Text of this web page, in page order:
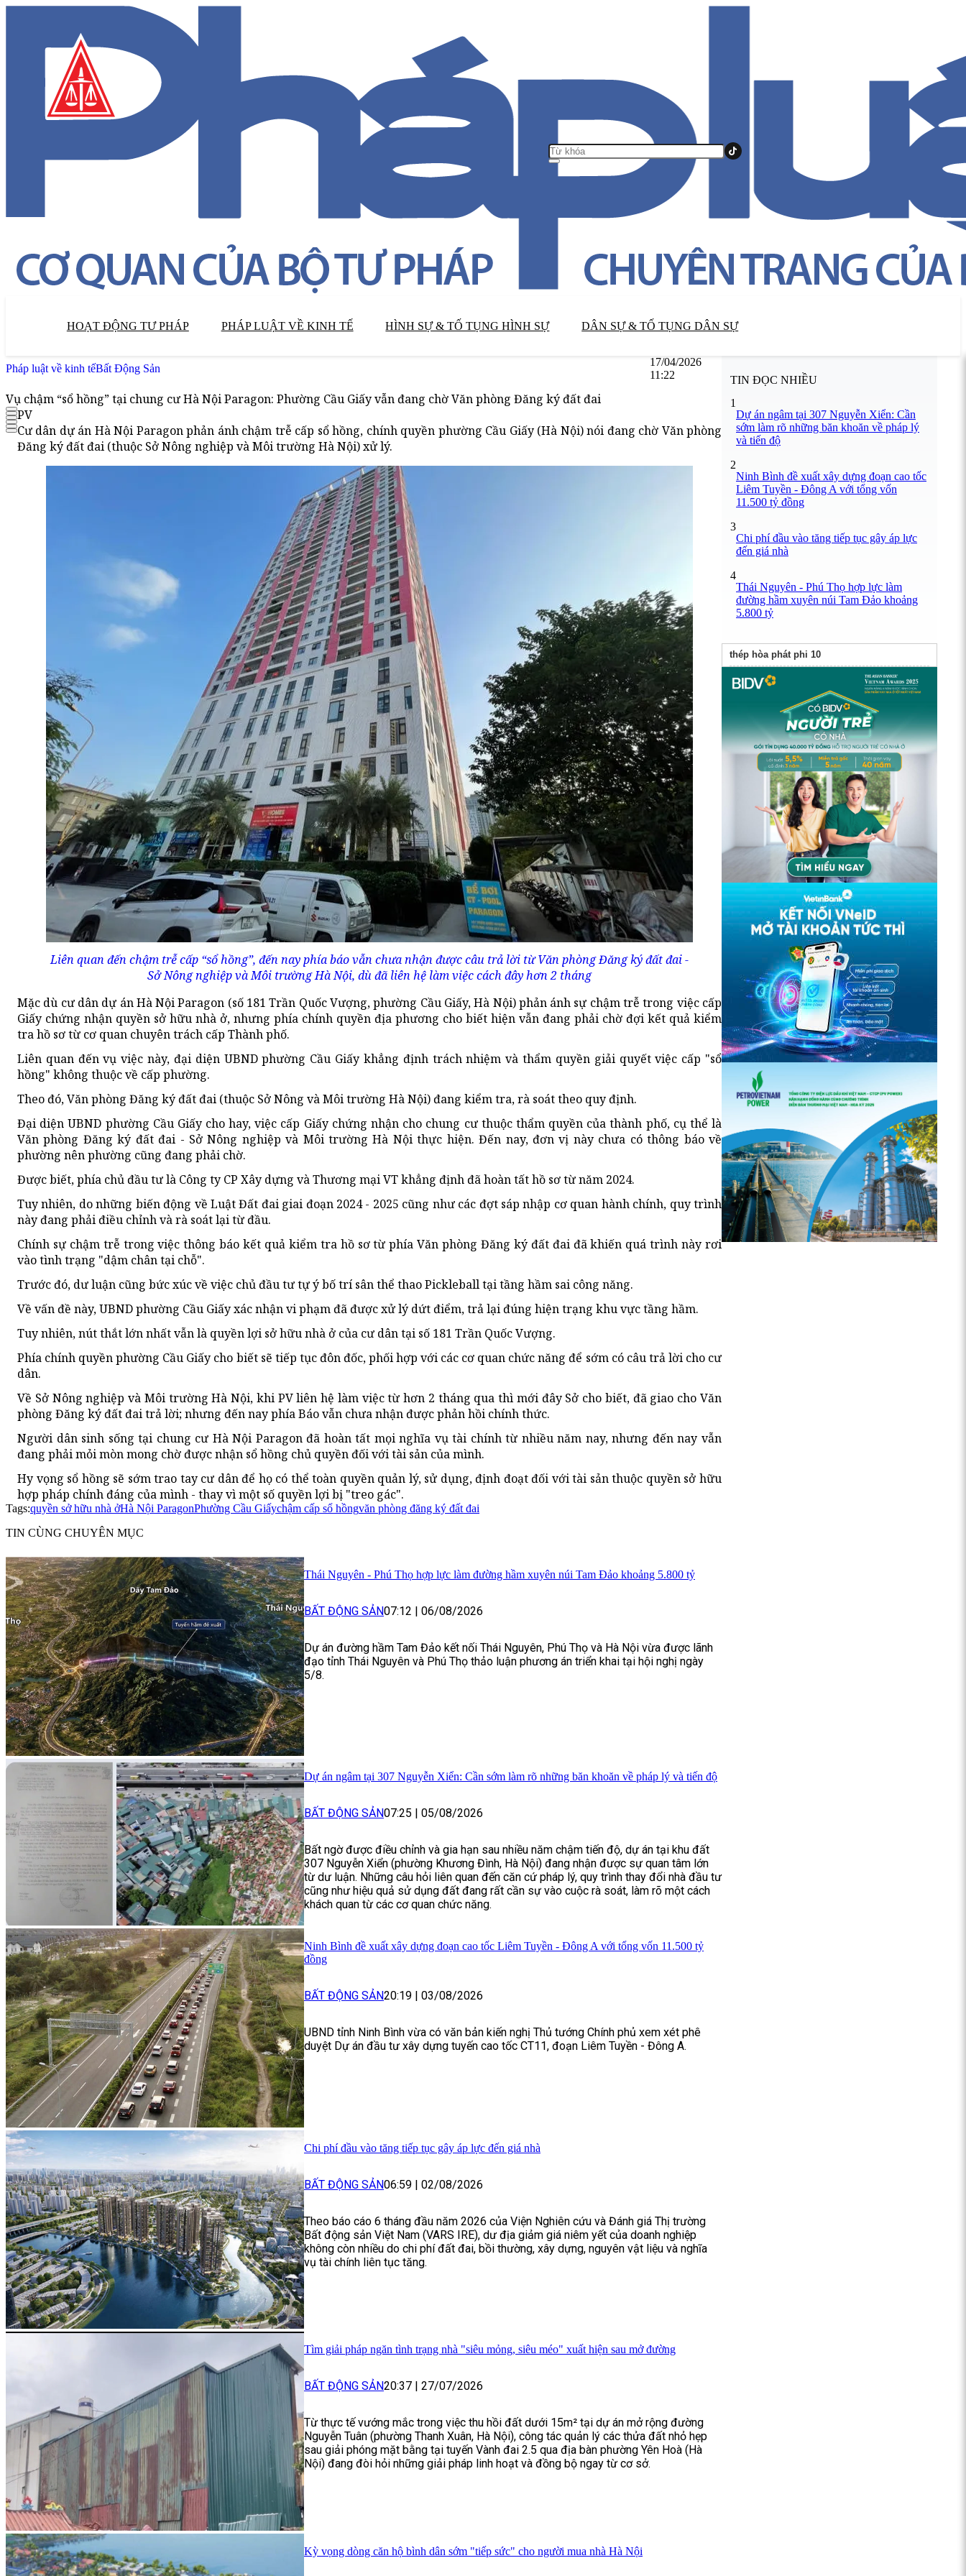
HOẠT ĐỘNG TƯ PHÁP PHÁP LUẬT VỀ KINH TẾ HÌNH SỰ & TỐ TỤNG HÌNH SỰ DÂN SỰ & TỐ TỤNG DÂN SỰ
Pháp luật về kinh tếBất Động Sản
17/04/2026
11:22
Vụ chậm “sổ hồng” tại chung cư Hà Nội Paragon: Phường Cầu Giấy vẫn đang chờ Văn phòng Đăng ký đất đai
PV
Cư dân dự án Hà Nội Paragon phản ánh chậm trễ cấp sổ hồng, chính quyền phường Cầu Giấy (Hà Nội) nói đang chờ Văn phòng
Đăng ký đất đai (thuộc Sở Nông nghiệp và Môi trường Hà Nội) xử lý.
Liên quan đến chậm trễ cấp “sổ hồng”, đến nay phía báo vẫn chưa nhận được câu trả lời từ Văn phòng Đăng ký đất đai -
Sở Nông nghiệp và Môi trường Hà Nội, dù đã liên hệ làm việc cách đây hơn 2 tháng
Mặc dù cư dân dự án Hà Nội Paragon (số 181 Trần Quốc Vượng, phường Cầu Giấy, Hà Nội) phản ánh sự chậm trễ trong việc cấp
Giấy chứng nhận quyền sở hữu nhà ở, nhưng phía chính quyền địa phương cho biết hiện vẫn đang phải chờ đợi kết quả kiểm
tra hồ sơ từ cơ quan chuyên trách cấp Thành phố.
Liên quan đến vụ việc này, đại diện UBND phường Cầu Giấy khẳng định trách nhiệm và thẩm quyền giải quyết việc cấp "sổ
hồng" không thuộc về cấp phường.
Theo đó, Văn phòng Đăng ký đất đai (thuộc Sở Nông và Môi trường Hà Nội) đang kiểm tra, rà soát theo quy định.
Đại diện UBND phường Cầu Giấy cho hay, việc cấp Giấy chứng nhận cho chung cư thuộc thẩm quyền của thành phố, cụ thể là
Văn phòng Đăng ký đất đai - Sở Nông nghiệp và Môi trường Hà Nội thực hiện. Đến nay, đơn vị này chưa có thông báo về
phường nên phường cũng đang phải chờ.
Được biết, phía chủ đầu tư là Công ty CP Xây dựng và Thương mại VT khẳng định đã hoàn tất hồ sơ từ năm 2024.
Tuy nhiên, do những biến động về Luật Đất đai giai đoạn 2024 - 2025 cũng như các đợt sáp nhập cơ quan hành chính, quy trình
này đang phải điều chỉnh và rà soát lại từ đầu.
Chính sự chậm trễ trong việc thông báo kết quả kiểm tra hồ sơ từ phía Văn phòng Đăng ký đất đai đã khiến quá trình này rơi
vào tình trạng "dậm chân tại chỗ".
Trước đó, dư luận cũng bức xúc về việc chủ đầu tư tự ý bố trí sân thể thao Pickleball tại tầng hầm sai công năng.
Về vấn đề này, UBND phường Cầu Giấy xác nhận vi phạm đã được xử lý dứt điểm, trả lại đúng hiện trạng khu vực tầng hầm.
Tuy nhiên, nút thắt lớn nhất vẫn là quyền lợi sở hữu nhà ở của cư dân tại số 181 Trần Quốc Vượng.
Phía chính quyền phường Cầu Giấy cho biết sẽ tiếp tục đôn đốc, phối hợp với các cơ quan chức năng để sớm có câu trả lời cho cư
dân.
Về Sở Nông nghiệp và Môi trường Hà Nội, khi PV liên hệ làm việc từ hơn 2 tháng qua thì mới đây Sở cho biết, đã giao cho Văn
phòng Đăng ký đất đai trả lời; nhưng đến nay phía Báo vẫn chưa nhận được phản hồi chính thức.
Người dân sinh sống tại chung cư Hà Nội Paragon đã hoàn tất mọi nghĩa vụ tài chính từ nhiều năm nay, nhưng đến nay vẫn
đang phải mỏi mòn mong chờ được nhận sổ hồng chủ quyền đối với tài sản của mình.
Hy vọng sổ hồng sẽ sớm trao tay cư dân để họ có thể toàn quyền quản lý, sử dụng, định đoạt đối với tài sản thuộc quyền sở hữu
hợp pháp chính đáng của mình - thay vì một số quyền lợi bị "treo gác".
Tags:quyền sở hữu nhà ởHà Nội ParagonPhường Cầu Giấychậm cấp sổ hồngvăn phòng đăng ký đất đai
TIN CÙNG CHUYÊN MỤC
Thái Nguyên - Phú Thọ hợp lực làm đường hầm xuyên núi Tam Đảo khoảng 5.800 tỷ
BẤT ĐỘNG SẢN07:12 06/08/2026
Dự án đường hầm Tam Đảo kết nối Thái Nguyên, Phú Thọ và Hà Nội vừa được lãnh
đạo tỉnh Thái Nguyên và Phú Thọ thảo luận phương án triển khai tại hội nghị ngày
5/8.
Dự án ngâm tại 307 Nguyễn Xiển: Cần sớm làm rõ những băn khoăn về pháp lý và tiến độ
BẤT ĐỘNG SẢN07:25 | 05/08/2026
Bất ngờ được điều chỉnh và gia hạn sau nhiều năm chậm tiến độ, dự án tại khu đất
307 Nguyễn Xiển (phường Khương Đình, Hà Nội) đang nhận được sự quan tâm lớn
từ dư luận. Những câu hỏi liên quan đến căn cứ pháp lý, quy trình thay đổi nhà đầu tư
cũng như hiệu quả sử dụng đất đang rất cần sự vào cuộc rà soát, làm rõ một cách
khách quan từ các cơ quan chức năng.
Ninh Bình đề xuất xây dựng đoạn cao tốc Liêm Tuyền - Đông A với tổng vốn 11.500 tỷ
đồng
BẤT ĐỘNG SẢN20:19 | 03/08/2026
UBND tỉnh Ninh Bình vừa có văn bản kiến nghị Thủ tướng Chính phủ xem xét phê
duyệt Dự án đầu tư xây dựng tuyến cao tốc CT11, đoạn Liêm Tuyền - Đông A.
Chi phí đầu vào tăng tiếp tục gây áp lực đến giá nhà
BẤT ĐỘNG SẢN06:59 | 02/08/2026
Theo báo cáo 6 tháng đầu năm 2026 của Viện Nghiên cứu và Đánh giá Thị trường
Bất động sản Việt Nam (VARS IRE), dư địa giảm giá niêm yết của doanh nghiệp
không còn nhiều do chi phí đất đai, bồi thường, xây dựng, nguyên vật liệu và nghĩa
vụ tài chính liên tục tăng.
Tìm giải pháp ngăn tình trạng nhà "siêu mỏng, siêu méo" xuất hiện sau mở đường
BẤT ĐỘNG SẢN20:37 27/07/2026
Từ thực tế vướng mắc trong việc thu hồi đất dưới 15m² tại dự án mở rộng đường
Nguyễn Tuân (phường Thanh Xuân, Hà Nội), công tác quản lý các thửa đất nhỏ hẹp
sau giải phóng mặt bằng tại tuyến Vành đai 2.5 qua địa bàn phường Yên Hoà (Hà
Nội) đang đòi hỏi những giải pháp linh hoạt và đồng bộ ngay từ cơ sở.
Kỳ vọng dòng căn hộ bình dân sớm "tiếp sức" cho người mua nhà Hà Nội
TIN ĐỌC NHIỀU
1
Dự án ngâm tại 307 Nguyễn Xiển: Cần
sớm làm rõ những băn khoăn về pháp lý
và tiến độ
2
Ninh Bình đề xuất xây dựng đoạn cao tốc
Liêm Tuyền - Đông A với tổng vốn
11.500 tỷ đồng
3
Chi phí đầu vào tăng tiếp tục gây áp lực
đến giá nhà
4
Thái Nguyên - Phú Thọ hợp lực làm
đường hầm xuyên núi Tam Đảo khoảng
5.800 tỷ
thép hòa phát phi 10